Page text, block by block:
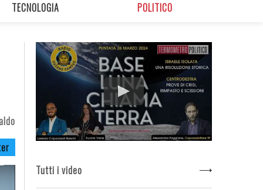
TECNOLOGIA POLITICO
Tutti i video